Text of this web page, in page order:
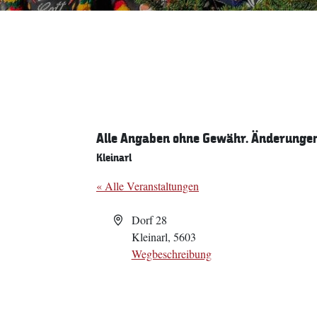
Alle Angaben ohne Gewähr.
Kleinarl
« Alle Veranstaltungen
AdresseDorf 28
Kleinarl, 5603
Wegbeschreibung